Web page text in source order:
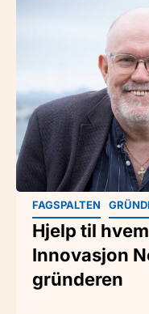
FAGSPALTEN
Hjelp til
Innovasjon
gründeren